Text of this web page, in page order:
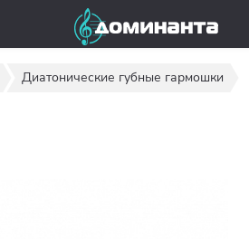
Диатонические губные гармошки